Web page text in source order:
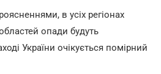
в усіх регіонах
опади будуть
України очікується помірний